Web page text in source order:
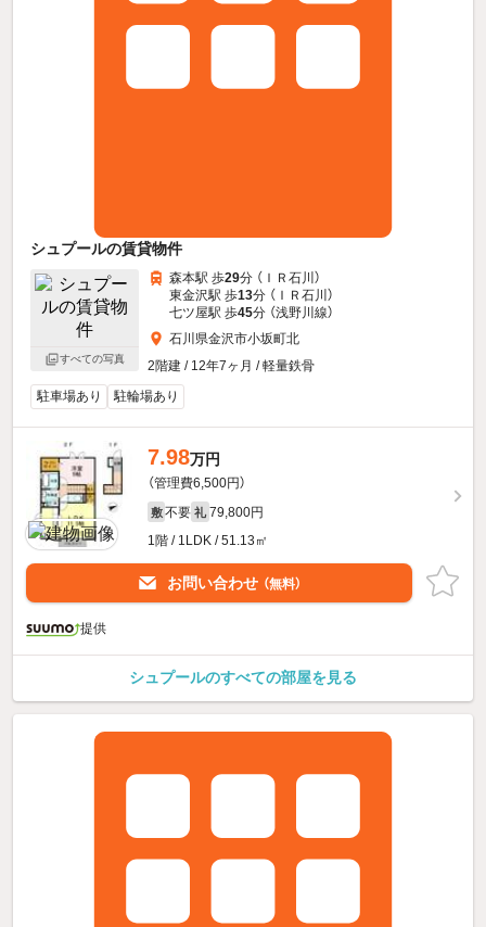
シュプールの賃貸物件
すべての写真
森本駅 歩29分 （ＩＲ石川）
東金沢駅 歩13分 （ＩＲ石川）
七ツ屋駅 歩45分 （浅野川線）
石川県金沢市小坂町北
2階建 / 12年7ヶ月 / 軽量鉄骨
駐車場あり
駐輪場あり
7.98万円
（管理費6,500円）
敷 不要 礼 79,800円
1階 / 1LDK / 51.13㎡
お問い合わせ （無料）
提供
シュプールのすべての部屋を見る